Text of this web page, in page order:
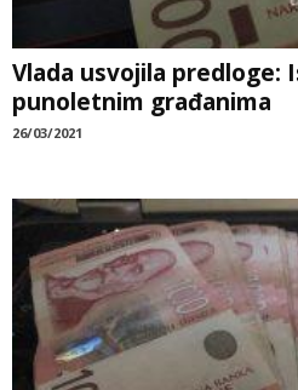
Vlada usvojila predloge:
punoletnim građanima
26/03/2021